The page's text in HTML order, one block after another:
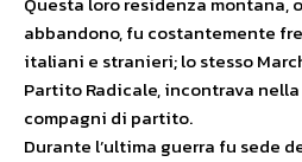
abbandono, fu costantemente
italiani e stranieri; lo stesso
Partito Radicale, incontrava
compagni di partito.
Durante l’ultima guerra fu sede